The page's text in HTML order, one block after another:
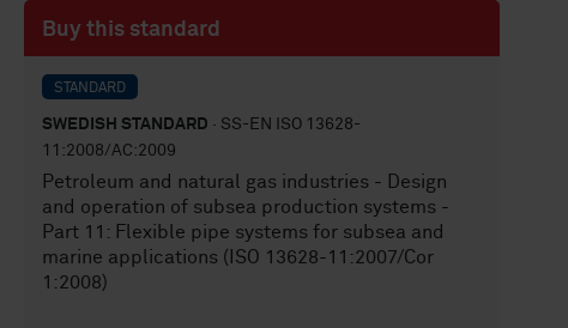
Buy this standard
STANDARD
SWEDISH STANDARD · SS-EN ISO 13628-
11:2008/AC:2009
Petroleum and natural gas industries - Design
and operation of subsea production systems -
Part 11: Flexible pipe systems for subsea and
marine applications (ISO 13628-11:2007/Cor
1:2008)